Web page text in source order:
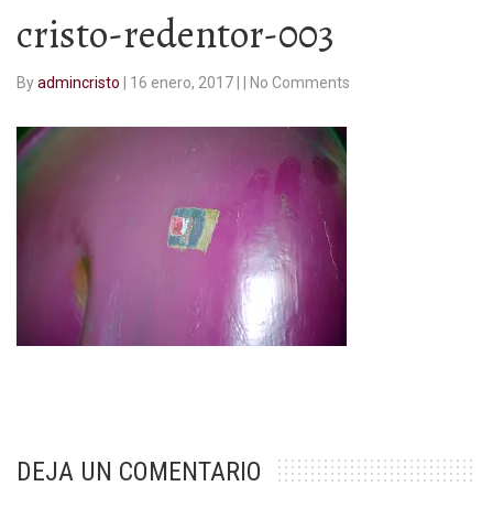
cristo-redentor-003
Byadmincristo 16 enero, 2017 No Comments
DEJA UN COMENTARIO